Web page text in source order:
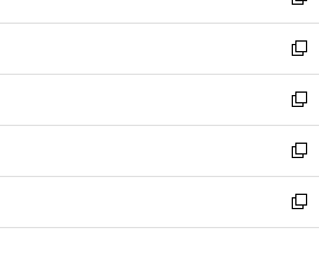
開
く
ウ
で
開
く
ン
ド
ウ
で
開
く
ウ
ィ
ン
ド
ウ
で
開
く
し
い
ウ
ィ
ン
ド
ウ
で
開
新
し
い
ウ
ィ
ン
ド
ウ
新
し
い
ウ
ィ
ン
新
し
い
ウ
新
し